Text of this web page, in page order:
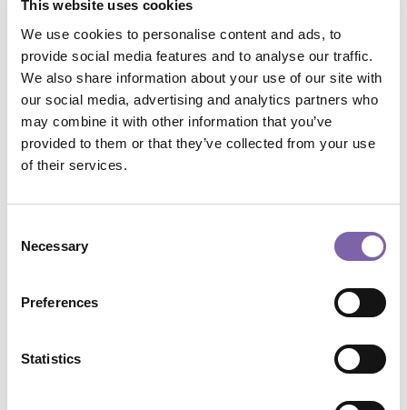
This website uses cookies
We use cookies to personalise content and ads, to
provide social media features and to analyse our traffic.
We also share information about your use of our site with
our social media, advertising and analytics partners who
may combine it with other information that you’ve
provided to them or that they’ve collected from your use
of their services.
Selection
Necessary
Preferences
Statistics
This course is part of 1 path :
Per una drammaturgia del presente
General informations
Course format:
participation